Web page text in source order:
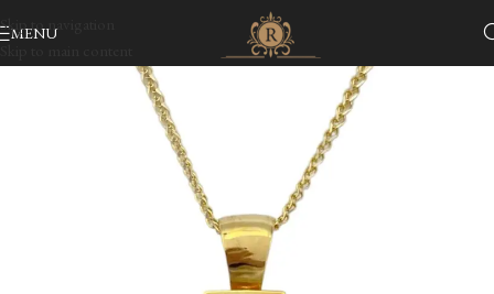
Skip to navigation
MENU